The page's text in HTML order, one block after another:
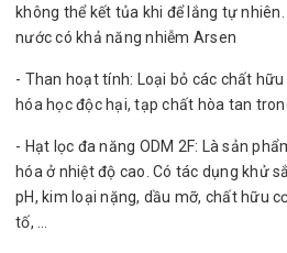
không thể kết tủa khi để lắng tự
nước có khả năng nhiễm Arsen
- Than hoạt tính: Loại bỏ các chất
hóa học độc hại, tạp chất hòa tan
- Hạt lọc đa năng ODM 2F: Là sản
hóa ở nhiệt độ cao. Có tác dụng khử
pH, kim loại nặng, dầu mỡ, chất hữu
tố, …